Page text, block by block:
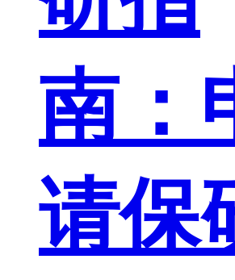
南：
请保